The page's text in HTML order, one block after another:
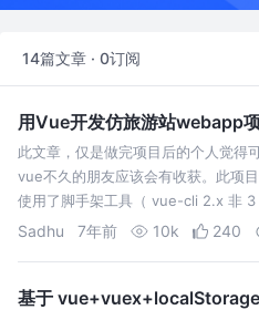
14篇文章 · 0订阅
用Vue开发仿旅游站webapp项
此文章，仅是做完项目后的个人觉得
vue不久的朋友应该会有收获。此项
使用了脚手架工具（ vue-cli 2.x 非
写得不好的地方还请多多指导！~ 仅
Sadhu 7年前 10k 240
基于